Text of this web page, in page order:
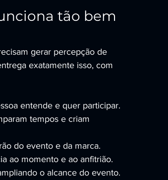
tão bem
gerar percepção de
exatamente isso, com
entende e quer participar.
tempos e criam
do evento e da marca.
ao momento e ao anfitrião.
o alcance do evento.